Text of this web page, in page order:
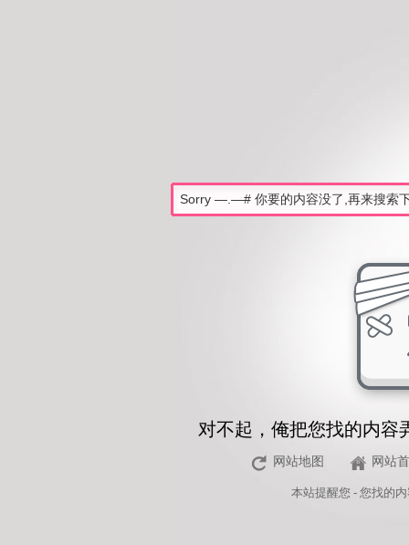
对不起，俺把您找的内容
网站地图 网站
本站提醒您 - 您找的